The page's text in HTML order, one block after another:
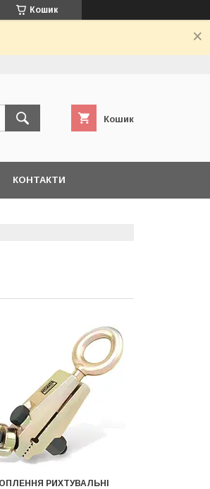
Кошик
Кошик
КОНТАКТИ
РИХТУВАЛЬНІ